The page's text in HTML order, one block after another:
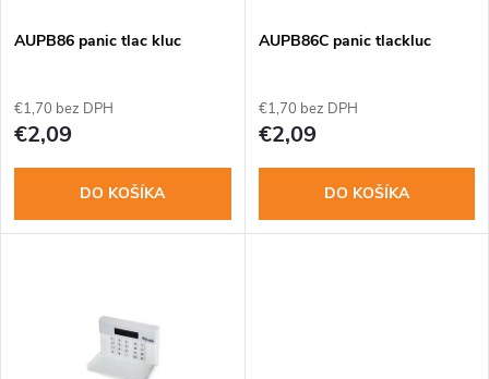
e
p
r
o
s
r
d
AUPB86 panic tlac kluc
€1,70 bez DPH
€2,09
DO KOŠÍKA
AUPB86C panic tlackluc
€1,70 bez DPH
€2,09
DO KOŠÍKA